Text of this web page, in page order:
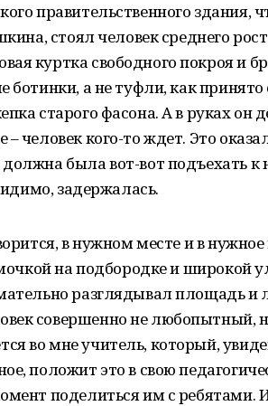
правительственного здания,
стоял человек среднего
куртка свободного покроя и
а не туфли, как принято
старого фасона. А в руках он
человек кого-то ждет. Это
была вот-вот подъехать к
задержалась.
в нужном месте и в
на подбородке и широкой
разглядывал площадь и
совершенно не любопытный,
во мне учитель, который,
положит это в свою
поделиться им с ребятами.